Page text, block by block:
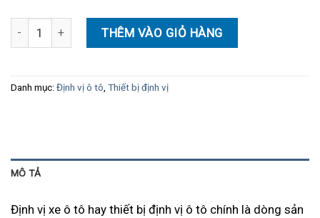
Thiết bị định vị DV4G - Thiết bị giám sát hành trình hợp chuẩn số
THÊM VÀO GIỎ HÀNG
Danh mục:Định vị ô tô Thiết bị định vị
MÔ TẢ
Định vị xe ô tô hay thiết bị định vị ô tô chính là dòng sản